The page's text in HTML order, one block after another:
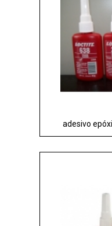
adesivo